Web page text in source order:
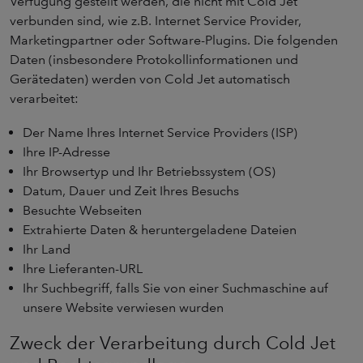
verbunden sind, wie z.B. Internet Service Provider,
Marketingpartner oder Software-Plugins. Die folgenden
Daten (insbesondere Protokollinformationen und
Gerätedaten) werden von Cold Jet automatisch
verarbeitet:
Der Name Ihres Internet Service Providers (ISP)
Ihre IP-Adresse
Ihr Browsertyp und Ihr Betriebssystem (OS)
Datum, Dauer und Zeit Ihres Besuchs
Besuchte Webseiten
Extrahierte Daten & heruntergeladene Dateien
Ihr Land
Ihre Lieferanten-URL
Ihr Suchbegriff, falls Sie von einer Suchmaschine auf
unsere Website verwiesen wurden
Zweck der Verarbeitung durch Cold Jet